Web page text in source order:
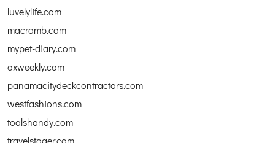
luvelylife.com
macramb.com
mypet-diary.com
oxweekly.com
panamacitydeckcontractors.com
westfashions.com
toolshandy.com
travelstager.com